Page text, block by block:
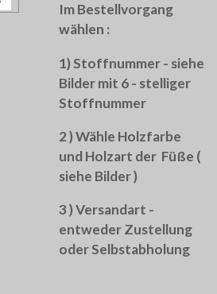
Im Bestellvorgang
wählen :
1) Stoffnummer - siehe
Bilder mit 6 - stelliger
Stoffnummer
2 ) Wähle Holzfarbe
und Holzart der Füße (
siehe Bilder )
3 ) Versandart -
entweder Zustellung
oder Selbstabholung